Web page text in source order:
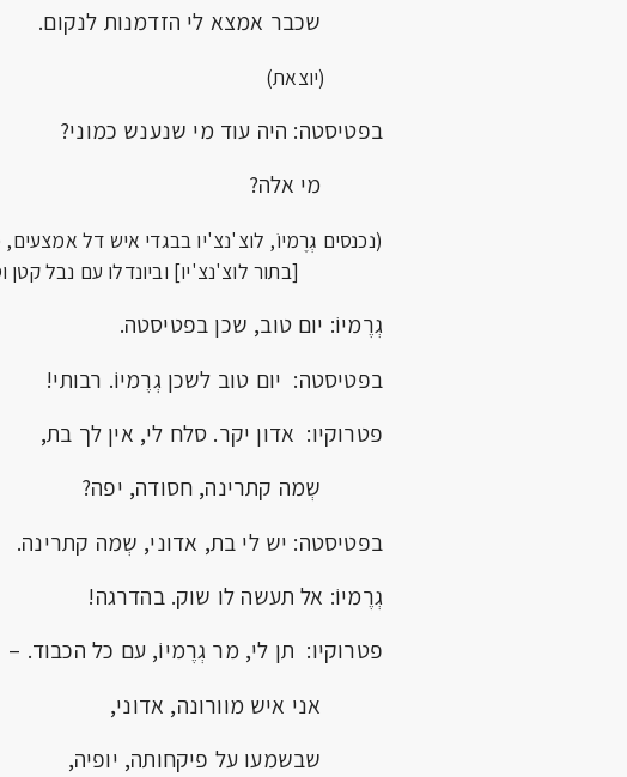
שכבר אמצא לי הזדמנות לנקום.
(יוצאת)
בפטיסטה: היה עוד מי שנענש כמוני?
מי אלה?
(נכנסים גְרֶמיוֹ, לוצ'נצ'יו בבגדי איש דל אמצעים,
[בתור לוצ'נצ'יו] וביונדלו עם נבל קטן
גְרֶמיוֹ: יום טוב, שכן בפטיסטה.
בפטיסטה: יום טוב לשכן גְרֶמיוֹ. רבותי!
פטרוקיו: אדון יקר. סלח לי, אין לך בת,
שְמה קתרינה, חסודה, יפה?
בפטיסטה: יש לי בת, אדוני, שְמה קתרינה.
גְרֶמיוֹ: אל תעשה לו שוק. בהדרגה!
פטרוקיו: תן לי, מר גְרֶמיוֹ, עם כל הכבוד. –
אני איש מוורונה, אדוני,
שבשמעו על פיקחותה, יופיה,